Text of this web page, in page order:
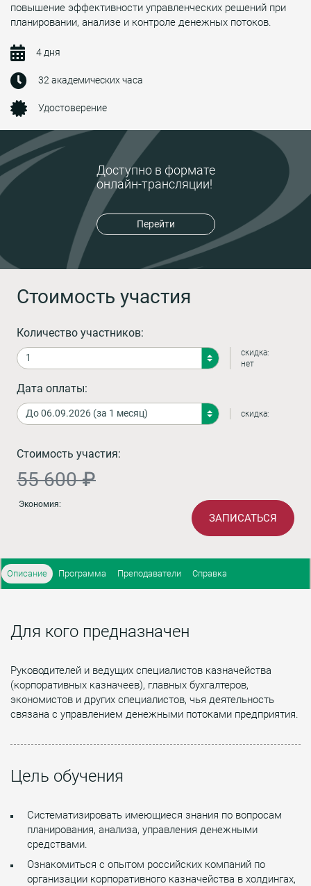
Доступно в формате
онлайн-трансляции!
Перейти
повышение эффективности управленческих решений при
планировании, анализе и контроле денежных потоков.
4 дня
32 академических часа
Удостоверение
Стоимость участия
Количество участников:
скидка:
нет
Дата оплаты:
скидка:
Стоимость участия:
55 600 ₽
Экономия:
ЗАПИСАТЬСЯ
Описание Программа Преподаватели Справка
Для кого предназначен
Руководителей и ведущих специалистов казначейства
(корпоративных казначеев), главных бухгалтеров,
экономистов и других специалистов, чья деятельность
связана с управлением денежными потоками предприятия.
Цель обучения
Систематизировать имеющиеся знания по вопросам
планирования, анализа, управления денежными
средствами.
Ознакомиться с опытом российских компаний по
организации корпоративного казначейства в холдингах,